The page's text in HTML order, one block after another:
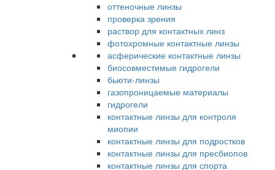
оттеночные линзы
проверка зрения
раствор для контактных линз
фотохромные контактные линзы
асферические контактные линзы
биосовместимые гидрогели
бьюти-линзы
газопроницаемые материалы
гидрогели
контактные линзы для контроля
миопии
контактные линзы для подростков
контактные линзы для пресбиопов
контактные линзы для спорта